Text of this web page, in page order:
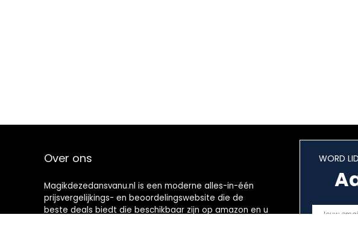
Over ons
Magikdezedansvanu.nl is een moderne alles-in-één
prijsvergelijkings- en beoordelingswebsite die de
beste deals biedt die beschikbaar zijn op amazon en u
WORD